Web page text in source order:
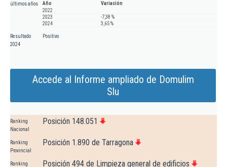
últimos años
Año
Variación
2022
2023
-7,38 %
2024
3,65 %
Resultado
2024
Positivo
Accede al Informe ampliado de Domulim
Slu
Ranking
Nacional
Posición 148.051
Ranking
Provincial
Posición 1.890 de Tarragona
Ranking
Posición 494 de Limpieza general de edificios